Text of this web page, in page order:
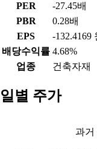
PER
-27.45배
PBR
0.28배
EPS
-132.4169
배당수익률 4.68%
업종
건축자재
일별 주가
과거